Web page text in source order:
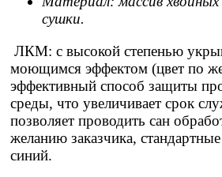
сушки.
ЛКМ: с высокой степенью
моющимся эффектом (цвет по
эффективный способ защиты
среды, что увеличивает срок
позволяет проводить сан
желанию заказчика,
синий.